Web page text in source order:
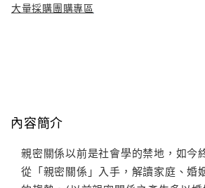
大量採購團購專區
內容簡介
親密關係以前是社會學的禁地，如今
從「親密關係」入手，解讀家庭、婚